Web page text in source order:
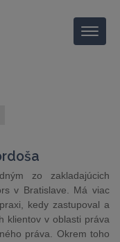
Menu
zo zakladajúcich
v Bratislave. Má viac
kedy zastupoval a
klientov v oblasti práva
práva. Okrem toho